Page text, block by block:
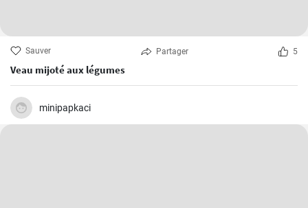
Sauver Partager 5
Veau mijoté aux légumes
minipapkaci